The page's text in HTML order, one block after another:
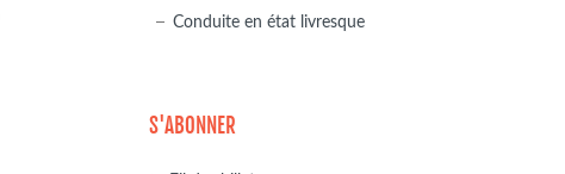
Conduite en état livresque
S'ABONNER